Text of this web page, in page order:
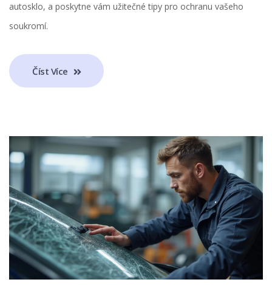
autosklo, a poskytne vám užitečné tipy pro ochranu vašeho
soukromí.
Číst Více